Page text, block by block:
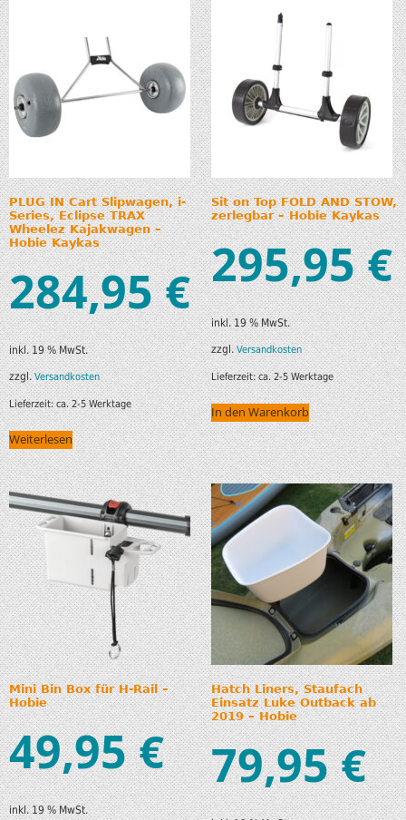
PLUG IN Cart Slipwagen, i-
Series, Eclipse TRAX
Wheelez Kajakwagen –
Hobie Kaykas
284,95€
inkl. 19 % MwSt.
zzgl.Versandkosten
Lieferzeit:ca. 2-5 Werktage
Weiterlesen
Sit on Top FOLD AND STOW,
zerlegbar – Hobie Kaykas
295,95€
inkl. 19 % MwSt.
zzgl.Versandkosten
Lieferzeit:ca. 2-5 Werktage
In den Warenkorb
Mini Bin Box für H-Rail –
Hobie
49,95€
inkl. 19 % MwSt.
Hatch Liners, Staufach
Einsatz Luke Outback ab
2019 – Hobie
79,95€